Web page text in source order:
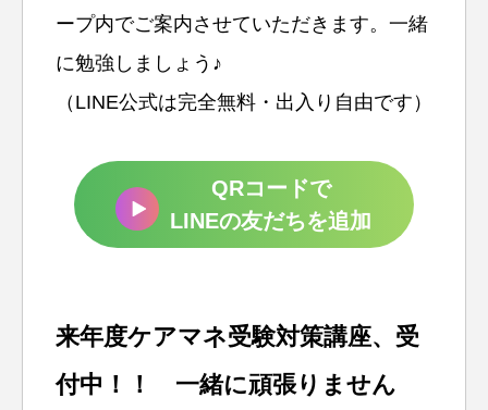
ープ内でご案内させていただきます。一緒
に勉強しましょう♪
（LINE公式は完全無料・出入り自由です）
QRコードで
LINEの友だちを追加
来年度ケアマネ受験対策講座、受
付中！！ 一緒に頑張りません